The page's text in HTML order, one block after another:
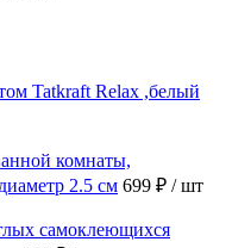
Tatkraft Relax ,белый
комнаты,
2.5 см 699 ₽ / шт
самоклеющихся